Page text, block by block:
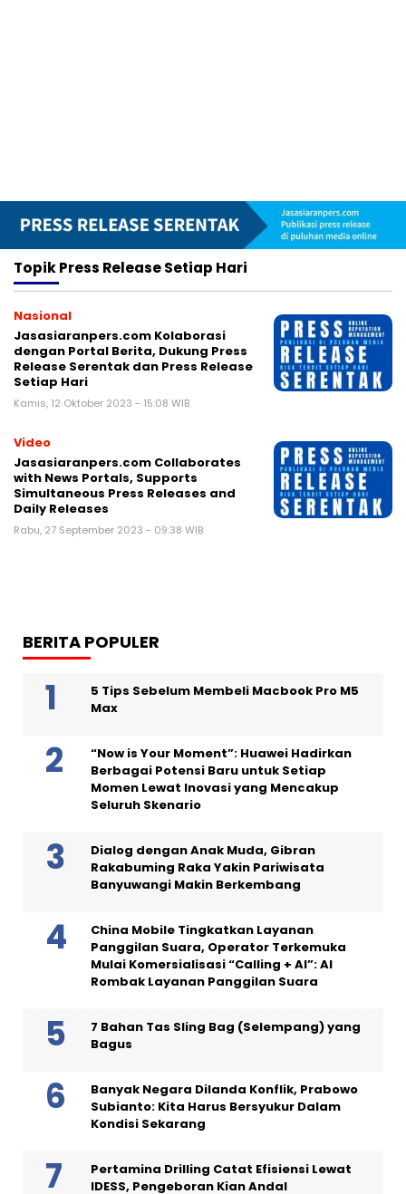
TopikPress Release Setiap Hari
Nasional
Jasasiaranpers.com Kolaborasi
dengan Portal Berita, Dukung Press
Release Serentak dan Press Release
Setiap Hari
Kamis, 12 Oktober 2023 - 15:08 WIB
Video
Jasasiaranpers.com Collaborates
with News Portals, Supports
Simultaneous Press Releases and
Daily Releases
Rabu, 27 September 2023 - 09:38 WIB
BERITA POPULER
5 Tips Sebelum Membeli Macbook Pro M5
Max
“Now is Your Moment”: Huawei Hadirkan
Berbagai Potensi Baru untuk Setiap
Momen Lewat Inovasi yang Mencakup
Seluruh Skenario
Dialog dengan Anak Muda, Gibran
Rakabuming Raka Yakin Pariwisata
Banyuwangi Makin Berkembang
China Mobile Tingkatkan Layanan
Panggilan Suara, Operator Terkemuka
Mulai Komersialisasi “Calling + AI”: AI
Rombak Layanan Panggilan Suara
7 Bahan Tas Sling Bag (Selempang) yang
Bagus
Banyak Negara Dilanda Konflik, Prabowo
Subianto: Kita Harus Bersyukur Dalam
Kondisi Sekarang
Pertamina Drilling Catat Efisiensi Lewat
IDESS, Pengeboran Kian Andal